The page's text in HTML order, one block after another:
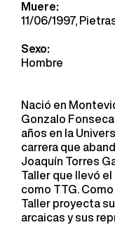
Muere:
11/06/1997,
Sexo:
Hombre
Nació en
Gonzalo
años en la
carrera que
Joaquín Torres
Taller que llevó
como TTG.
Taller proyecta
arcaicas y sus